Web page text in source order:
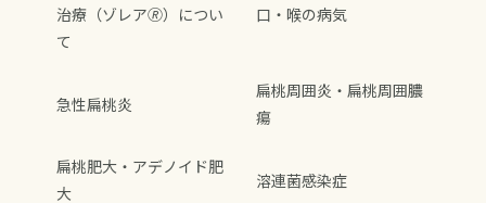
治療（ゾレア🄬）につい
て
口・喉の病気
急性扁桃炎
扁桃周囲炎・扁桃周囲膿
瘍
扁桃肥大・アデノイド肥
大
溶連菌感染症